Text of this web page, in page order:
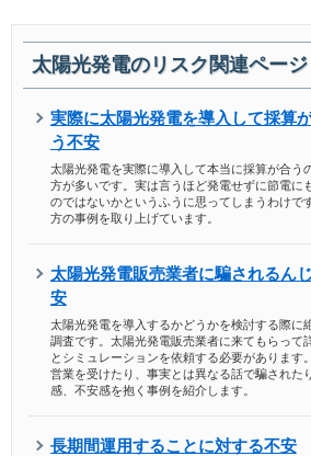
太陽光発電のリスク関連ページ
実際に太陽光発電を導入して採算
う不安
太陽光発電を実際に導入して本当に採算が合う
方が多いです。実は言うほど発電せずに節電に
のではないかというふうに思ってしまうわけで
方の事例を取り上げています。
太陽光発電販売業者に騙されるん
安
太陽光発電を導入するかどうかを検討する際に
調査です。太陽光発電販売業者に来てもらって
とシミュレーションを依頼する必要があります
営業を受けたり、事実とは異なる話で騙された
感、不安感を抱く事例を紹介します。
長期間運用することに対する不安